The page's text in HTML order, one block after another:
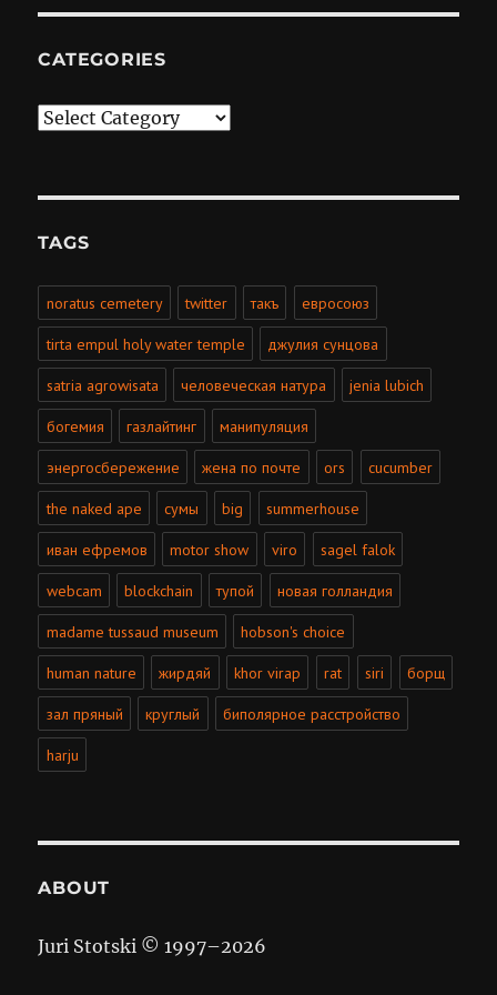
CATEGORIES
Categories
TAGS
noratus cemetery twitter такъ евросоюз
tirta empul holy water temple джулия сунцова
satria agrowisata человеческая натура jenia lubich
богемия газлайтинг манипуляция
энергосбережение жена по почте ors cucumber
the naked ape сумы big summerhouse
иван ефремов motor show viro sagel falok
webcam blockchain тупой новая голландия
madame tussaud museum hobson's choice
human nature жирдяй khor virap rat siri борщ
зал пряный круглый биполярное расстройство
harju
ABOUT
Juri Stotski © 1997–2026